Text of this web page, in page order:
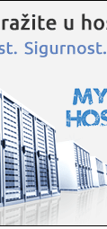
PAR MESECI
predah od
provalnik iz
poruka